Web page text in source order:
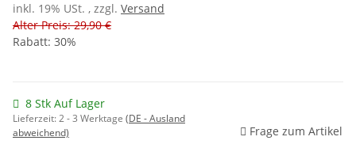
inkl. 19% USt. , zzgl. Versand
Alter Preis: 29,90 €
Rabatt: 30%
8 Stk Auf Lager
Lieferzeit:2 - 3 Werktage (DE - Ausland
abweichend)
Frage zum Artikel